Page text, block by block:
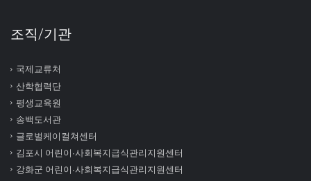
조직/기관
국제교류처
산학협력단
평생교육원
송백도서관
글로벌케이컬쳐센터
김포시 어린이∙사회복지급식관리지원센터
강화군 어린이∙사회복지급식관리지원센터